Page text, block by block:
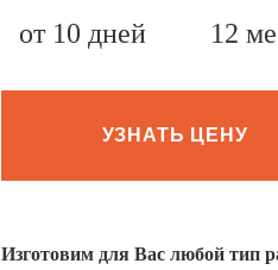
от 10 дней 12
УЗНАТЬ ЦЕНУ
Изготовим для Вас любой тип